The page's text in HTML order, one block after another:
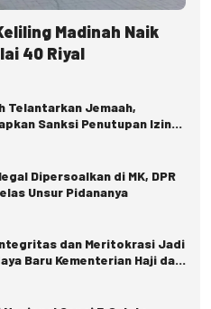
Madinah Naik
40 Riyal
Telantarkan Jemaah,
Sanksi Penutupan Izin
Dipersoalkan di MK, DPR
Unsur Pidananya
dan Meritokrasi Jadi
Baru Kementerian Haji dan